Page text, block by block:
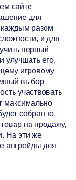
сайте
для
каждым разом
и для
первый
улучшать его,
игровому
выбор
участвовать
максимально
собранно,
на продажу,
На эти же
апгрейды для